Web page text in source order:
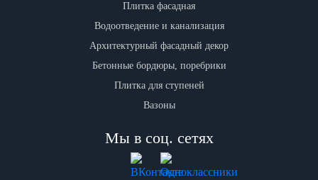
Плитка фасадная
Водоотведение и канализация
Архитектурный фасадный декор
Бетонные бордюры, поребрики
Плитка для ступеней
Вазоны
Мы в соц. сетях